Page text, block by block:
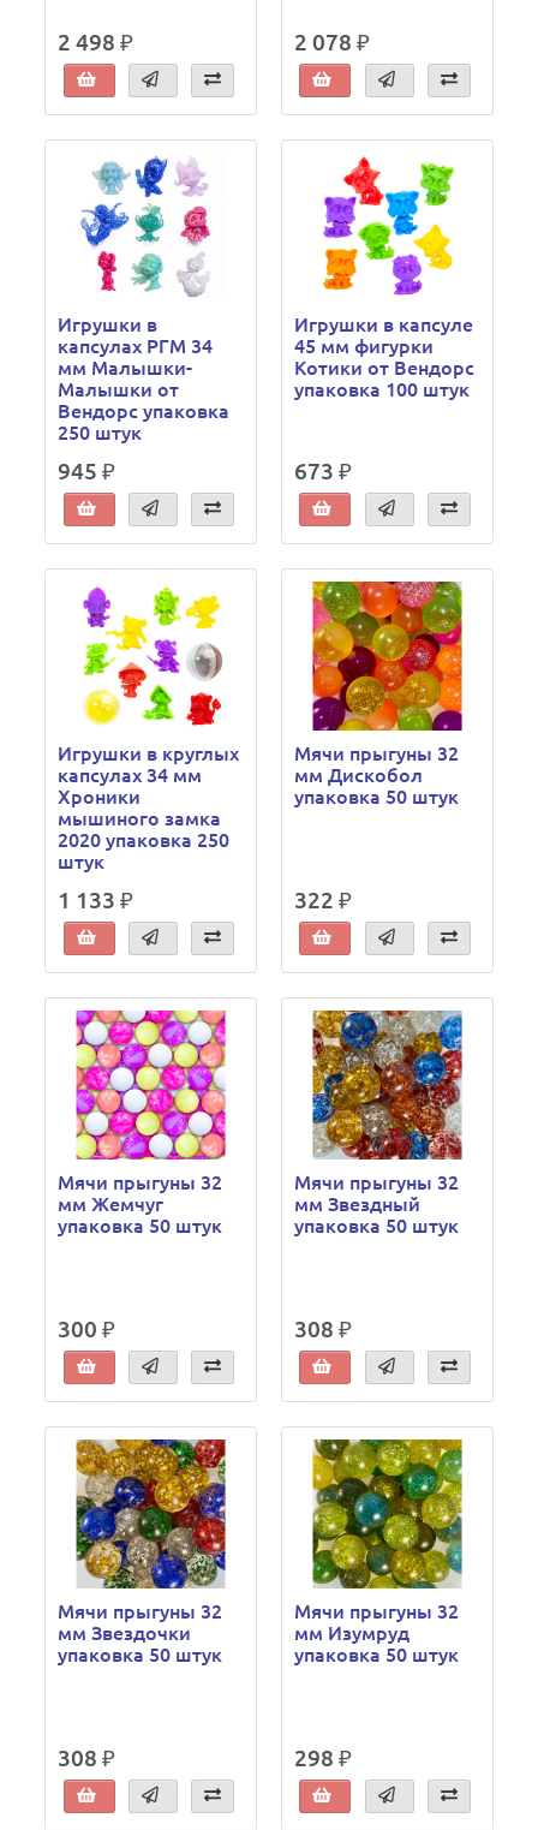
2 498 ₽ 2 078 ₽
Игрушки в
капсулах РГМ 34
мм Малышки-
Малышки от
Вендорс упаковка
250 штук
945 ₽
Игрушки в капсуле
45 мм фигурки
Котики от Вендорс
упаковка 100 штук
673 ₽
Игрушки в круглых
капсулах 34 мм
Хроники
мышиного замка
2020 упаковка 250
штук
1 133 ₽
Мячи прыгуны 32
мм Дискобол
упаковка 50 штук
322 ₽
Мячи прыгуны 32
мм Жемчуг
упаковка 50 штук
300 ₽
Мячи прыгуны 32
мм Звездный
упаковка 50 штук
308 ₽
Мячи прыгуны 32
мм Звездочки
упаковка 50 штук
308 ₽
Мячи прыгуны 32
мм Изумруд
упаковка 50 штук
298 ₽